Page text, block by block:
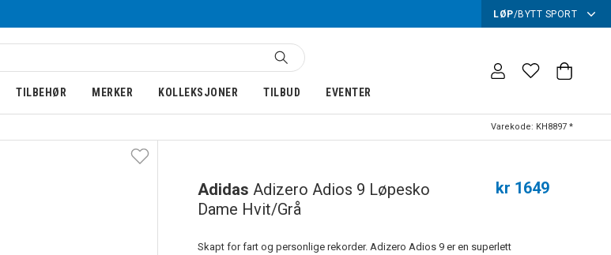
LØP/BYTT SPORT
TILBEHØR MERKER KOLLEKSJONER TILBUD EVENTER
Varekode: KH8897 *
Adidas Adizero Adios 9 Løpesko
Dame Hvit/Grå
kr 1649
Skapt for fart og personlige rekorder. Adizero Adios 9 er en superlett